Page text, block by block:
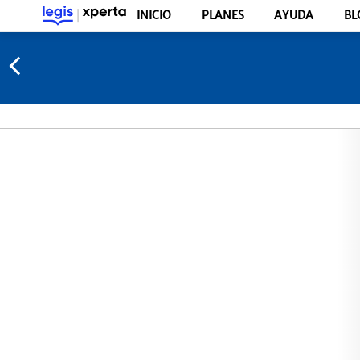
INICIO PLANES AYUDA